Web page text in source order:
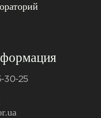
30-25